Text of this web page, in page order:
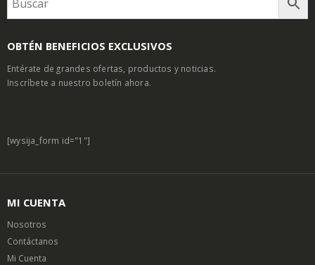
OBTÉN BENEFICIOS EXCLUSIVOS
Entérate de grandes ofertas, productos y noticias.
Inscríbete a nuestro boletín ahora.
[wysija_form id="1"]
MI CUENTA
Nosotros
Contáctanos
Mi Cuenta